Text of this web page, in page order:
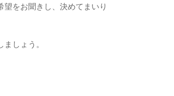
をお聞きし、決めてまいり
しょう。